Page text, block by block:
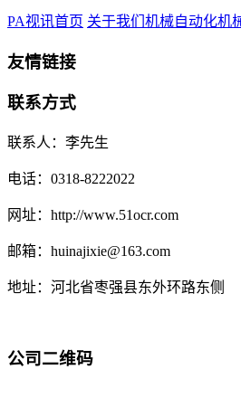
PA视讯首页 关于我们 机械自动化机
友情链接
联系方式
联系人：李先生
电话：0318-8222022
网址：http://www.51ocr.com
邮箱：huinajixie@163.com
地址：河北省枣强县东外环路东侧
公司二维码